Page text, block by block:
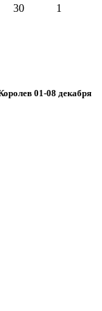
30 1
01-08 декабря